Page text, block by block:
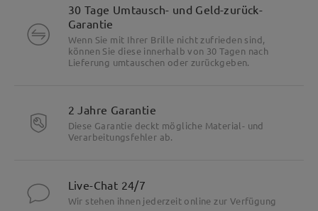
30 Tage Umtausch- und Geld-zurück-
Garantie
Wenn Sie mit Ihrer Brille nicht zufrieden sind,
können Sie diese innerhalb von 30 Tagen nach
Lieferung umtauschen oder zurückgeben.
2 Jahre Garantie
Diese Garantie deckt mögliche Material- und
Verarbeitungsfehler ab.
Live-Chat 24/7
Wir stehen ihnen jederzeit online zur Verfügung